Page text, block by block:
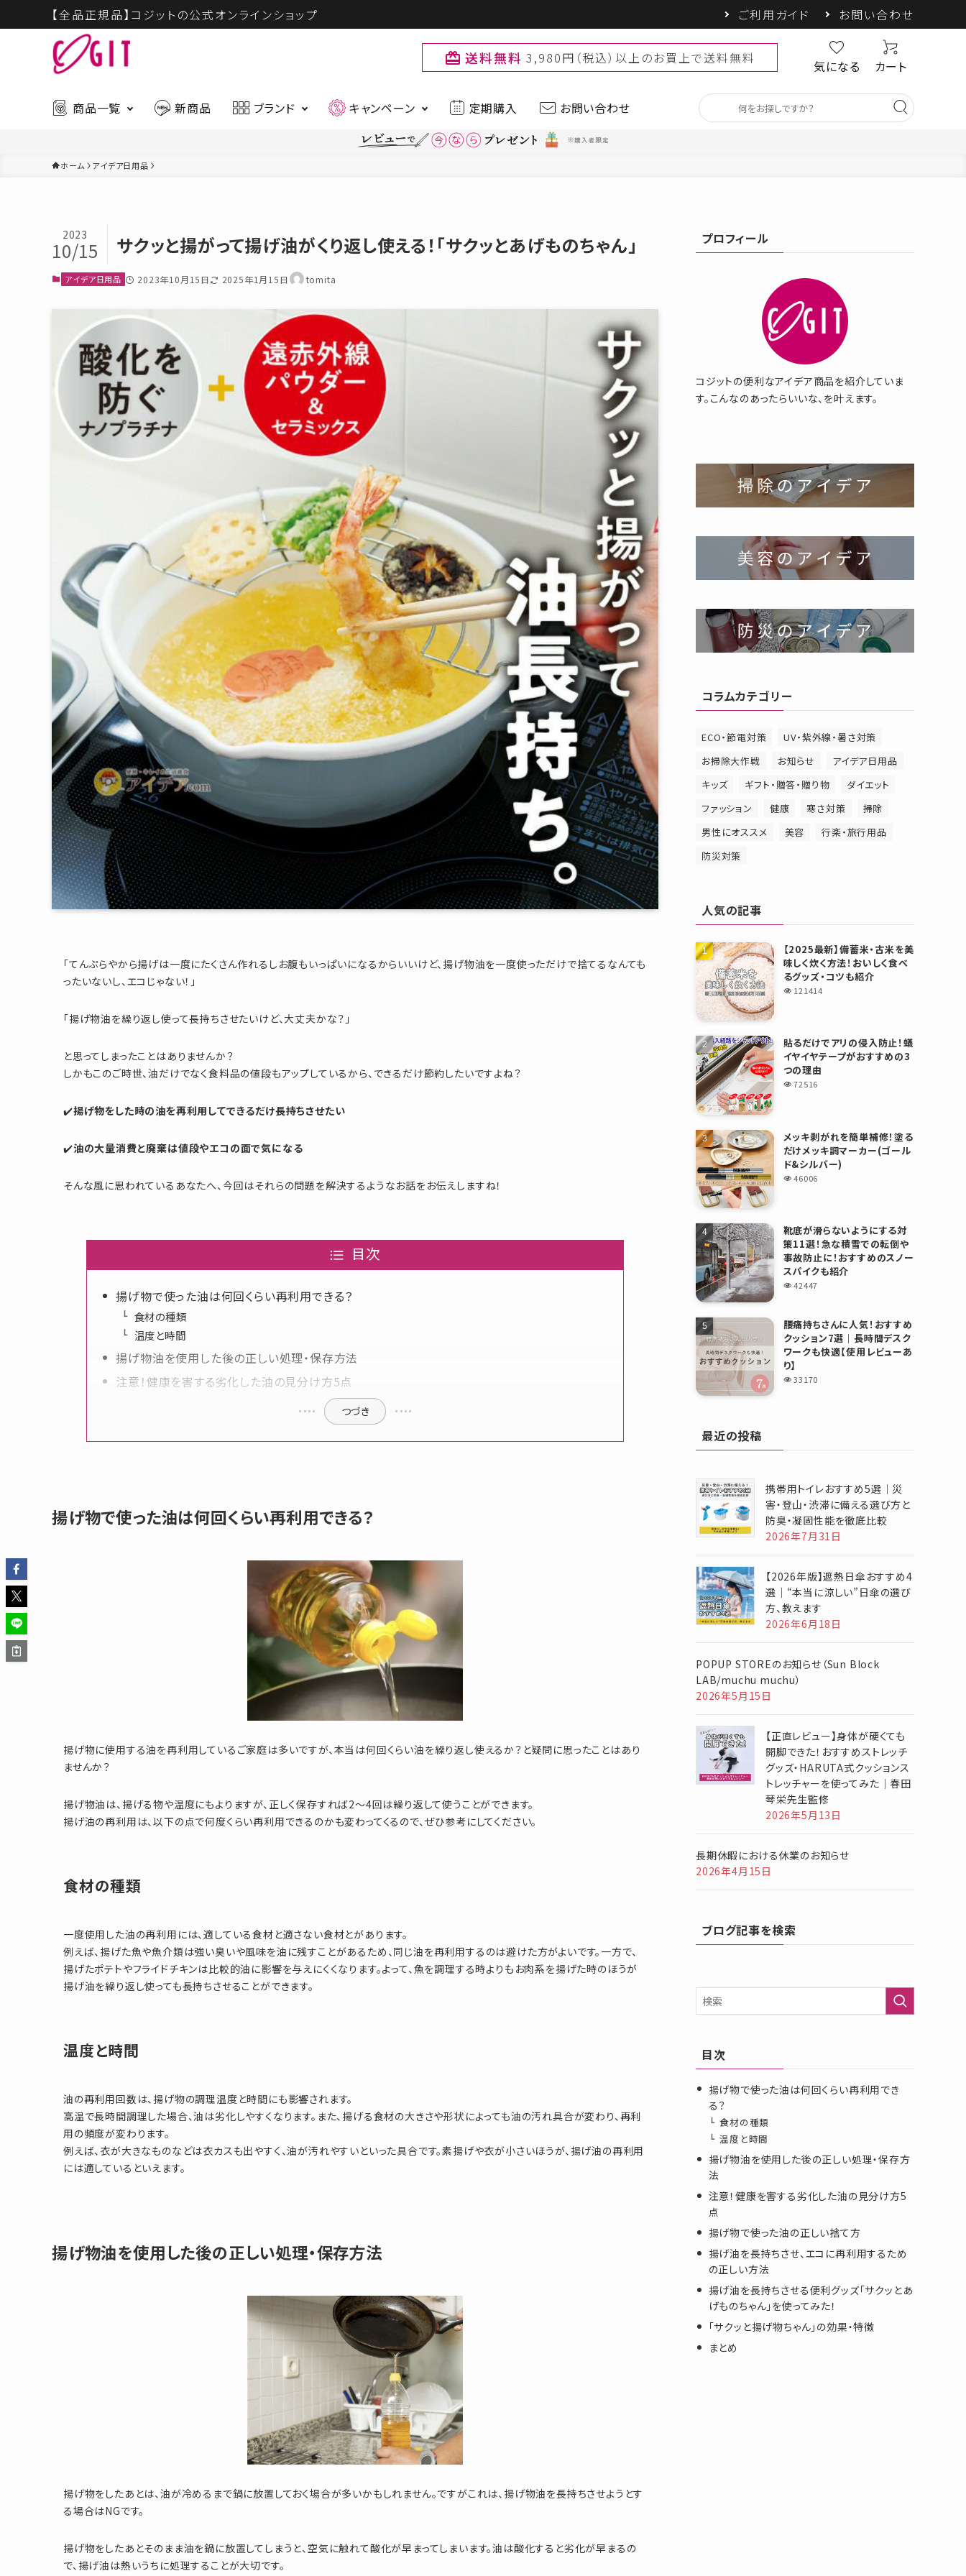
【全品正規品】コジットの公式オンラインショップ ご利用ガイド お問い合わせ
card_giftcard 送料無料 3,980円（税込）以上のお買上で送料無料 気になる カート
商品一覧
ギフト 慶弔商品 ブランド SALE
新商品 ブランド
CICA muchu muchu Primo おしゃヘル PRECIOUS UV
キャンペーン 定期購入 お問い合わせ
最新入荷アイテムはこちら
ハウスウェア
ファッション
ベビー・キッズ
INFORMATIOM
プライバシーポリシー
特定商取引法について
お問い合わせ
ホーム アイデア日用品
サクッと揚がって揚げ油がくり返し使える！「サクッとあげものちゃん」
2023
10/15
アイデア日用品 2023年10月15日 2025年1月15日 tomita
「てんぷらやから揚げは一度にたくさん作れるしお腹もいっぱいになるからいいけど、揚げ物油を一度使っただけで捨てるなんても
ったいないし、エコじゃない！」
「揚げ物油を繰り返し使って長持ちさせたいけど、大丈夫かな？」
と思ってしまったことはありませんか？
しかもこのご時世、油だけでなく食料品の値段もアップしているから、できるだけ節約したいですよね？
✔️揚げ物をした時の油を再利用してできるだけ長持ちさせたい
✔️油の大量消費と廃棄は値段やエコの面で気になる
そんな風に思われているあなたへ、今回はそれらの問題を解決するようなお話をお伝えしますね！
目次
揚げ物で使った油は何回くらい再利用できる？
食材の種類
温度と時間
揚げ物油を使用した後の正しい処理・保存方法
注意！健康を害する劣化した油の見分け方5点
つづき
揚げ物で使った油は何回くらい再利用できる？
揚げ物に使用する油を再利用しているご家庭は多いですが、本当は何回くらい油を繰り返し使えるか？と疑問に思ったことはあり
ませんか？
揚げ物油は、揚げる物や温度にもよりますが、正しく保存すれば2〜4回は繰り返して使うことができます。
揚げ油の再利用は、以下の点で何度くらい再利用できるのかも変わってくるので、ぜひ参考にしてください。
食材の種類
一度使用した油の再利用には、適している食材と適さない食材とがあります。
例えば、揚げた魚や魚介類は強い臭いや風味を油に残すことがあるため、同じ油を再利用するのは避けた方がよいです。一方で、
揚げたポテトやフライドチキンは比較的油に影響を与えにくくなります。よって、魚を調理する時よりもお肉系を揚げた時のほうが
揚げ油を繰り返し使っても長持ちさせることができます。
温度と時間
油の再利用回数は、揚げ物の調理温度と時間にも影響されます。
高温で長時間調理した場合、油は劣化しやすくなります。また、揚げる食材の大きさや形状によっても油の汚れ具合が変わり、再利
用の頻度が変わります。
例えば、衣が大きなものなどは衣カスも出やすく、油が汚れやすいといった具合です。素揚げや衣が小さいほうが、揚げ油の再利用
には適しているといえます。
揚げ物油を使用した後の正しい処理・保存方法
揚げ物をしたあとは、油が冷めるまで鍋に放置しておく場合が多いかもしれません。ですがこれは、揚げ物油を長持ちさせようとす
る場合はNGです。
揚げ物をしたあとそのまま油を鍋に放置してしまうと、空気に触れて酸化が早まってしまいます。油は酸化すると劣化が早まるの
で、揚げ油は熱いうちに処理することが大切です。
プロフィール
コジットの便利なアイデア商品を紹介していま
す。こんなのあったらいいな、を叶えます。
コラムカテゴリー
ECO・節電対策
UV・紫外線・暑さ対策
お掃除大作戦
お知らせ
アイデア日用品
キッズ
ギフト・贈答・贈り物
ダイエット
ファッション
健康 寒さ対策
掃除
男性にオススメ
美容
行楽・旅行用品
防災対策
人気の記事
【2025最新】備蓄米・古米を美
味しく炊く方法！おいしく食べ
るグッズ・コツも紹介
121414
貼るだけでアリの侵入防止！蟻
イヤイヤテープがおすすめの3
つの理由
72516
メッキ剥がれを簡単補修！塗る
だけメッキ調マーカー(ゴール
ド&シルバー)
46006
靴底が滑らないようにする対
策11選！急な積雪での転倒や
事故防止に！おすすめのスノー
スパイクも紹介
42447
腰痛持ちさんに人気！おすすめ
クッション7選｜長時間デスク
ワークも快適【使用レビューあ
り】
33170
最近の投稿
携帯用トイレおすすめ5選｜災
害・登山・渋滞に備える選び方と
防臭・凝固性能を徹底比較
2026年7月31日
【2026年版】遮熱日傘おすすめ4
選｜“本当に涼しい”日傘の選び
方、教えます
2026年6月18日
POPUP STOREのお知らせ（Sun Block
LAB/muchu muchu）
2026年5月15日
【正直レビュー】身体が硬くても
開脚できた！おすすめストレッチ
グッズ・HARUTA式クッションス
トレッチャーを使ってみた｜春田
琴栄先生監修
2026年5月13日
長期休暇における休業のお知らせ
2026年4月15日
ブログ記事を検索
目次
揚げ物で使った油は何回くらい再利用でき
る？
食材の種類
温度と時間
揚げ物油を使用した後の正しい処理・保存方
法
注意！健康を害する劣化した油の見分け方5
点
揚げ物で使った油の正しい捨て方
揚げ油を長持ちさせ、エコに再利用するため
の正しい方法
揚げ油を長持ちさせる便利グッズ「サクッとあ
げものちゃん」を使ってみた！
「サクッと揚げ物ちゃん」の効果・特徴
まとめ